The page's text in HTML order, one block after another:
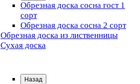
Обрезная доска сосна гост 1
сорт
Обрезная доска сосна 2 сорт
Обрезная доска из лиственницы
Сухая доска
Назад